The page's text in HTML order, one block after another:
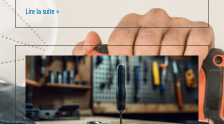
Lire la suite »